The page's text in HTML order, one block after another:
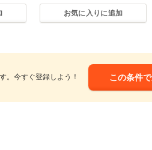
お気に入りに追加
。今すぐ登録しよう！ この条件